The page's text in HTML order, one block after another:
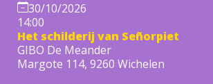
30/10/2026
14:00
Het schilderij van Señorpiet
GIBO De Meander
Margote 114, 9260 Wichelen